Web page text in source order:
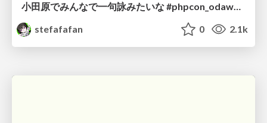
小田原でみんなで一句詠みたいな #phpcon_odawara
stefafafan
0 2.1k